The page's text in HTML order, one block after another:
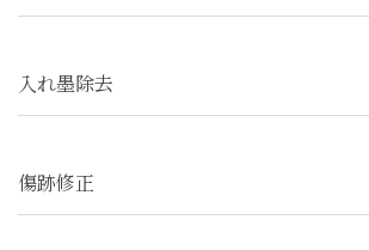
入れ墨除去
傷跡修正